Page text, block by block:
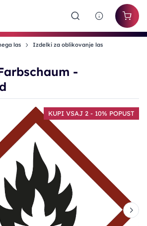
las
Izdelki za oblikovanje las
-
KUPI VSAJ 2 - 10% POPUST